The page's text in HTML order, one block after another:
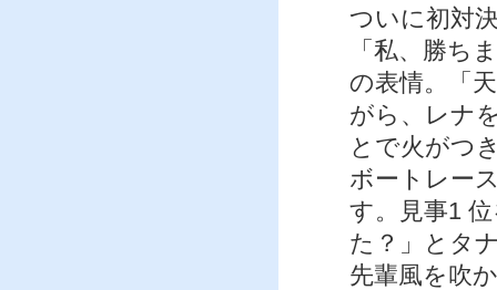
ついに初対
「私、勝ち
の表情。「
がら、レナ
とで火がつ
ボートレー
す。見事1
た？」とタ
先輩風を吹